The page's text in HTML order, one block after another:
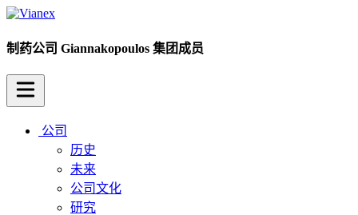
制药公司 Giannakopoulos 集团成员
公司
历史
未来
公司文化
研究